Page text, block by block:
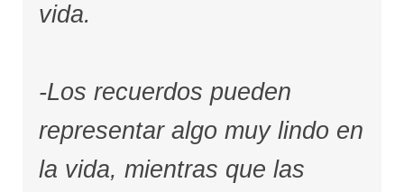
vida.
-Los recuerdos pueden
representar algo muy lindo en
la vida, mientras que las